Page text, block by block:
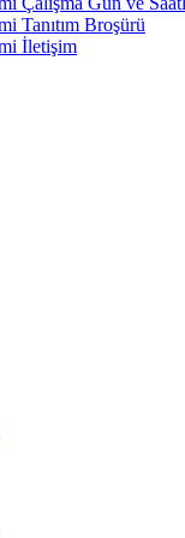
Tanıtım Broşürü
İletişim